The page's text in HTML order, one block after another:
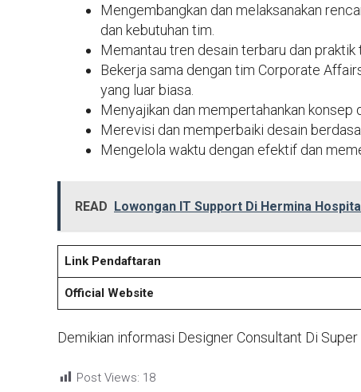
Mengembangkan dan melaksanakan
dan kebutuhan tim.
Memantau tren desain terbaru dan praktik
Bekerja sama dengan tim Corporate
yang luar biasa.
Menyajikan dan mempertahankan konsep
Merevisi dan memperbaiki desain
Mengelola waktu dengan efektif dan
READ Lowongan IT Support Di Hermina
Link Pendaftaran
Official Website
Demikian informasi Designer Consultant Di Super
Post Views: 18